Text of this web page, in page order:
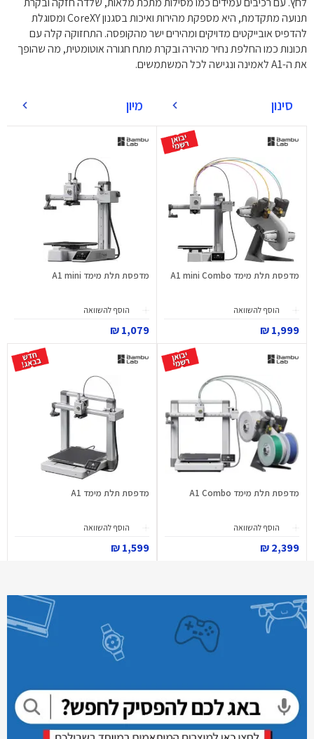
תנועה מתקדמת, היא מספקת מהירות ואיכות בסגנון CoreXY ומסוגלת
להדפיס אובייקטים מדויקים ומהירים ישר מהקופסה. התחזוקה קלה עם
תכונות כמו החלפת נחיר מהירה ובקרת מתח חגורה אוטומטית, מה שהופך
את ה-A1 לאמינה ונגישה לכל המשתמשים.
סינון מיון
מדפסת תלת מימד A1 mini Combo
הוסף להשוואה
1,999 ₪
מדפסת תלת מימד A1 mini
הוסף להשוואה
1,079 ₪
מדפסת תלת מימד A1 Combo
הוסף להשוואה
2,399 ₪
מדפסת תלת מימד A1
הוסף להשוואה
1,599 ₪